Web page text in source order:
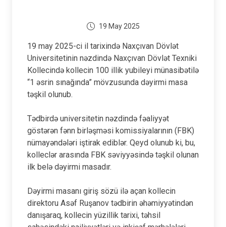
19 May 2025
19 may 2025-ci il tarixində Naxçıvan Dövlət
Universitetinin nəzdində Naxçıvan Dövlət Texniki
Kollecində kollecin 100 illik yubileyi münasibətilə
“1 əsrin sınağında” mövzusunda dəyirmi masa
təşkil olunub.
Tədbirdə universitetin nəzdində fəaliyyət
göstərən fənn birləşməsi komissiyalarının (FBK)
nümayəndələri iştirak ediblər. Qeyd olunub ki, bu,
kolleclər arasında FBK səviyyəsində təşkil olunan
ilk belə dəyirmi masadır.
Dəyirmi masanı giriş sözü ilə açan kollecin
direktoru Asəf Ruşanov tədbirin əhəmiyyətindən
danışaraq, kollecin yüzillik tarixi, təhsil